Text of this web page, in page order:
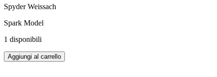
Spyder Weissach
Spark Model
1 disponibili
PORSCHE
918
Aggiungi al carrello